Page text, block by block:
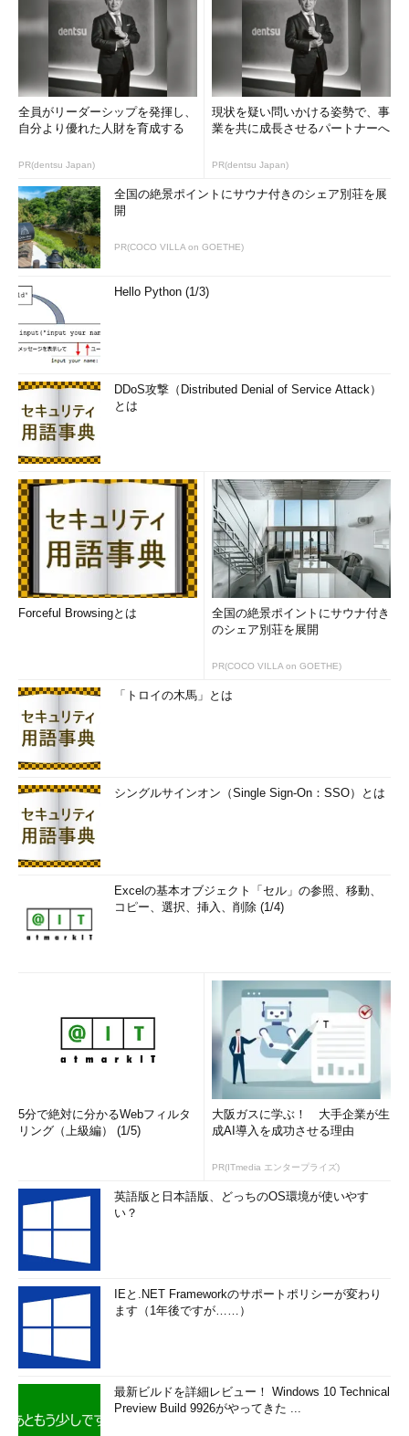
全員がリーダーシップを発揮し、
自分より優れた人財を育成する
PR(dentsu Japan)
現状を疑い問いかける姿勢で、事
業を共に成長させるパートナーへ
PR(dentsu Japan)
全国の絶景ポイントにサウナ付きのシェア別荘を展
開
PR(COCO VILLA on GOETHE)
Hello Python (1/3)
DDoS攻撃（Distributed Denial of Service Attack）
とは
Forceful Browsingとは
全国の絶景ポイントにサウナ付き
のシェア別荘を展開
PR(COCO VILLA on GOETHE)
「トロイの木馬」とは
シングルサインオン（Single Sign-On：SSO）とは
Excelの基本オブジェクト「セル」の参照、移動、
コピー、選択、挿入、削除 (1/4)
5分で絶対に分かるWebフィルタ
リング（上級編） (1/5)
大阪ガスに学ぶ！ 大手企業が生
成AI導入を成功させる理由
PR(ITmedia エンタープライズ)
英語版と日本語版、どっちのOS環境が使いやす
い？
IEと.NET Frameworkのサポートポリシーが変わり
ます（1年後ですが……）
最新ビルドを詳細レビュー！ Windows 10 Technical
Preview Build 9926がやってきた ...